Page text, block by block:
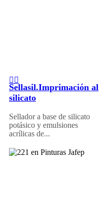
Sellasil.Imprimación al
silicato
Sellador a base de silicato
potásico y emulsiones
acrílicas de...